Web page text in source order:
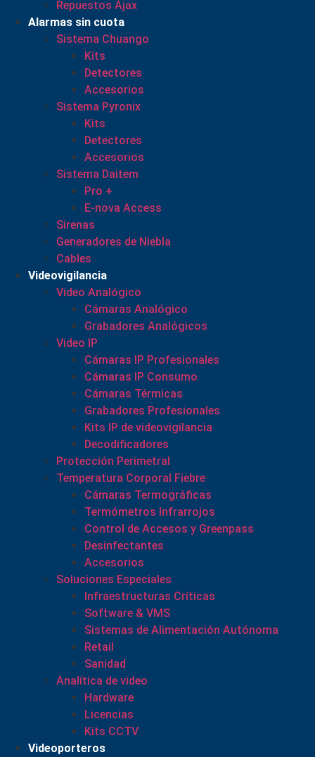
Repuestos Ajax
Alarmas sin cuota
Sistema Chuango
Kits
Detectores
Accesorios
Sistema Pyronix
Kits
Detectores
Accesorios
Sistema Daitem
Pro +
E-nova Access
Sirenas
Generadores de Niebla
Cables
Videovigilancia
Video Analógico
Cámaras Analógico
Grabadores Analógicos
Video IP
Cámaras IP Profesionales
Cámaras IP Consumo
Cámaras Térmicas
Grabadores Profesionales
Kits IP de videovigilancia
Decodificadores
Protección Perimetral
Temperatura Corporal Fiebre
Cámaras Termográficas
Termómetros Infrarrojos
Control de Accesos y Greenpass
Desinfectantes
Accesorios
Soluciones Especiales
Infraestructuras Críticas
Software & VMS
Sistemas de Alimentación Autónoma
Retail
Sanidad
Analítica de video
Hardware
Licencias
Kits CCTV
Videoporteros